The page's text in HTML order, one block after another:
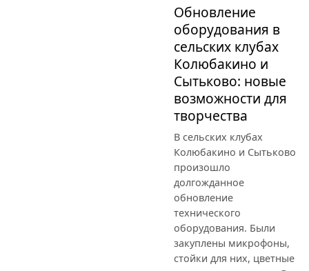
Обновление
оборудования в
сельских клубах
Колюбакино и
Сытьково: новые
возможности для
творчества
В сельских клубах
Колюбакино и Сытьково
произошло
долгожданное
обновление
технического
оборудования. Были
закуплены микрофоны,
стойки для них, цветные